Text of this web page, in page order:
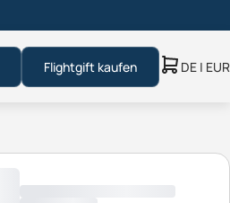
Flightgift kaufen DE | EUR